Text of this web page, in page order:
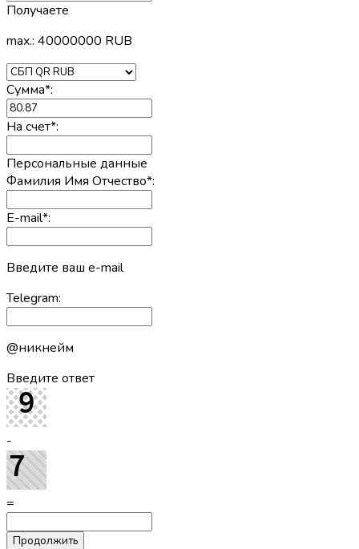
Получаете
max.: 40000000 RUB
Сумма*:
На счет*:
Персональные данные
Фамилия Имя Отчество*:
E-mail*:
Введите ваш e-mail
Telegram:
@никнейм
Введите ответ
-
=